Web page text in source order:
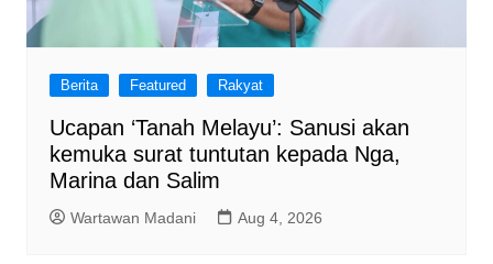
Berita Featured Rakyat
Ucapan ‘Tanah Melayu’: Sanusi akan
kemuka surat tuntutan kepada Nga,
Marina dan Salim
Wartawan Madani Aug 4, 2026